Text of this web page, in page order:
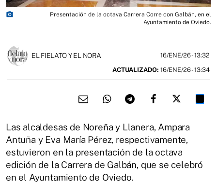
photo_camera
Presentación de la octava Carrera Corre con Galbán, en el
Ayuntamiento de Oviedo.
EL FIELATO Y EL NORA 16/ENE/26- 13:32
ACTUALIZADO: 16/ENE/26 - 13:34
Las alcaldesas de Noreña y Llanera, Ampara
Antuña y Eva María Pérez, respectivamente,
estuvieron en la presentación de la octava
edición de la Carrera de Galbán, que se celebró
en el Ayuntamiento de Oviedo.